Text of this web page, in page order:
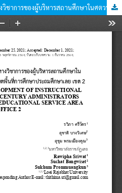
แนวทางการพัฒนาภาวะผู้นำทางวิชาการของผู้บริหารสถานศึกษาในศตวรรษที่ 21 สังกัดสำนักงานเขตพื้นที่การศึกษาประถมศึกษาเลย เขต 2